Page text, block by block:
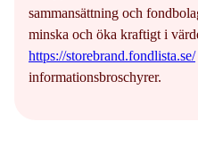
sammansättning och
minska och öka kraftigt i
https://storebrand.fondlista.se/
informationsbroschyrer.